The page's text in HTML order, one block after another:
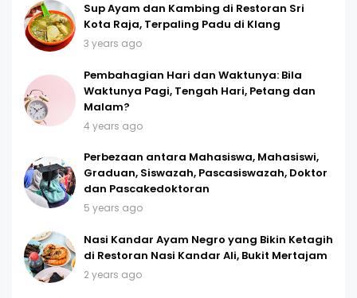
Sup Ayam dan Kambing di Restoran Sri
Kota Raja, Terpaling Padu di Klang
3 years ago
Pembahagian Hari dan Waktunya: Bila
Waktunya Pagi, Tengah Hari, Petang dan
Malam?
4 years ago
Perbezaan antara Mahasiswa, Mahasiswi,
Graduan, Siswazah, Pascasiswazah, Doktor
dan Pascakedoktoran
5 years ago
Nasi Kandar Ayam Negro yang Bikin Ketagih
di Restoran Nasi Kandar Ali, Bukit Mertajam
2 years ago